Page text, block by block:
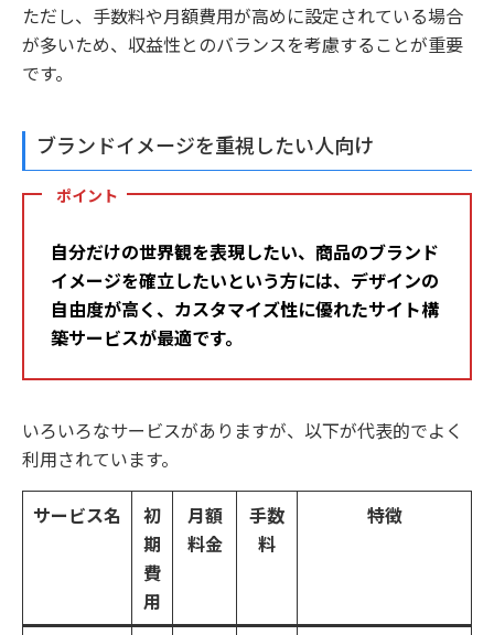
ただし、手数料や月額費用が高めに設定されている場合
が多いため、収益性とのバランスを考慮することが重要
です。
ブランドイメージを重視したい人向け
ポイント
自分だけの世界観を表現したい、商品のブランド
イメージを確立したいという方には、デザインの
自由度が高く、カスタマイズ性に優れたサイト構
築サービスが最適です。
いろいろなサービスがありますが、以下が代表的でよく
利用されています。
サービス名
初
期
費
用
月額
料金
手数
料
特徴